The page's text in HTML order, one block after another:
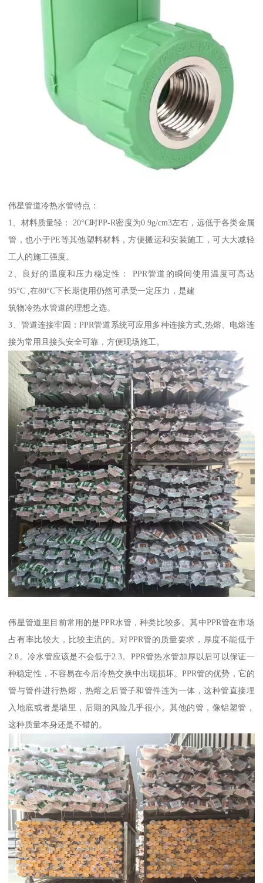
伟星管道冷热水管特点：
1、材料质量轻： 20°C时PP-R密度为0.9g/cm3左右，远低于各类金属
管，也小于PE等其他塑料材料，方便搬运和安装施工，可大大减轻
工人的施工强度。
2、良好的温度和压力稳定性： PPR管道的瞬间使用温度可高达
95°C ,在80°C下长期使用仍然可承受一定压力，是建
筑物冷热水管道的理想之选。
3、管道连接牢固：PPR管道系统可应用多种连接方式,热熔、电熔连
接为常用且接头安全可靠，方便现场施工。
伟星管道里目前常用的是PPR水管，种类比较多。其中PPR管在市场
占有率比较大，比较主流的。对PPR管的质量要求，厚度不能低于
2.8。冷水管应该是不会低于2.3。PPR管热水管加厚以后可以保证一
种稳定性，不容易在今后冷热交换中出现损坏。PPR管的优势，它的
管与管件进行热熔，热熔之后管子和管件连为一体，这种管直接埋
入地底或者是墙里，后期的风险几乎很小。其他的管，像铝塑管，
这种质量本身还是不错的。